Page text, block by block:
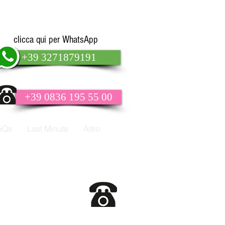
+39 3271879191
clicca qui per WhatsApp
+39 0836 195 55 00
Last Minute Altro